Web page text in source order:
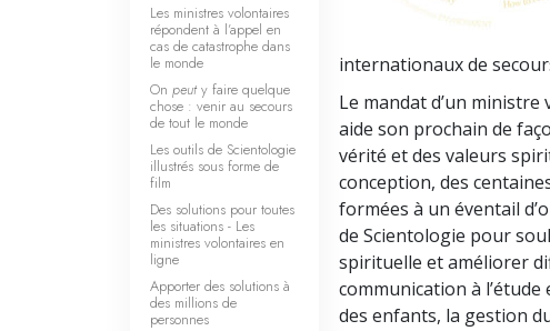
internationaux de
Le mandat d’un
aide son prochain de
vérité et des valeurs
conception, des
formées à un éventail
de Scientologie pour
spirituelle et améliorer
communication à
des enfants, la gestion
Les ministres volontaires
répondent à l’appel en
cas de catastrophe dans
le monde
On peuty faire quelque
chose : venir au secours
de tout le monde
Les outils de Scientologie
illustrés sous forme de
film
Des solutions pour toutes
les situations - Les
ministres volontaires en
ligne
Apporter des solutions à
des millions de
personnes